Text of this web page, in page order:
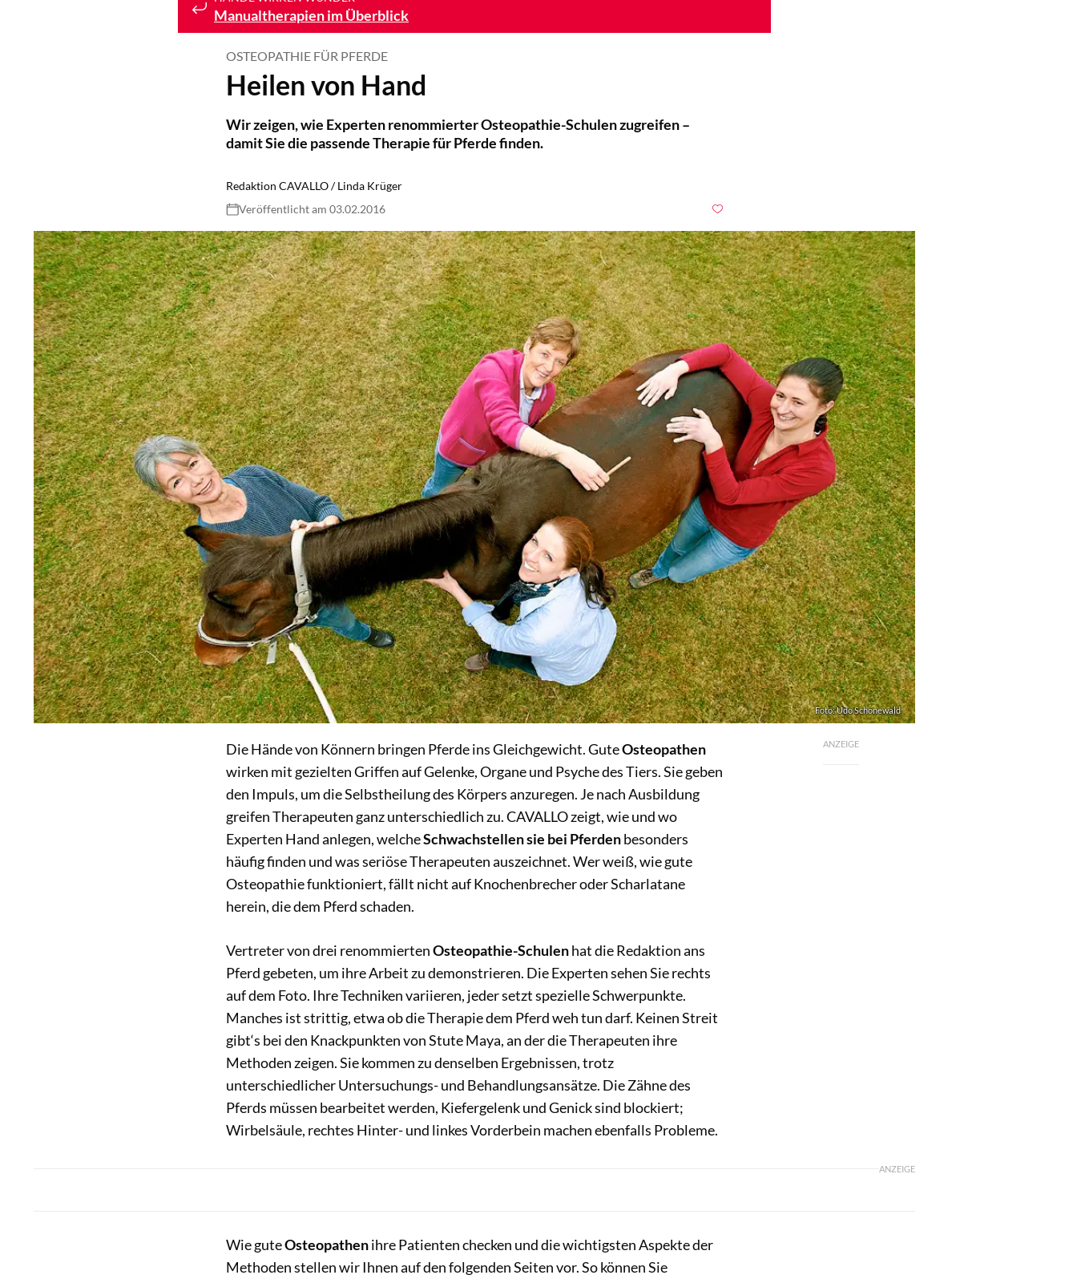
Manualtherapien im Überblick
OSTEOPATHIE FÜR PFERDE
Heilen von Hand
Wir zeigen, wie Experten renommierter Osteopathie-Schulen zugreifen –
damit Sie die passende Therapie für Pferde finden.
Redaktion CAVALLO / Linda Krüger
Veröffentlicht am 03.02.2016
Foto: Udo Schönewald
ANZEIGE
Die Hände von Könnern bringen Pferde ins Gleichgewicht. GuteOsteopathen
wirken mit gezielten Griffen auf Gelenke, Organe und Psyche des Tiers. Sie geben
den Impuls, um die Selbstheilung des Körpers anzuregen. Je nach Ausbildung
greifen Therapeuten ganz unterschiedlich zu. CAVALLO zeigt, wie und wo
Experten Hand anlegen, welcheSchwachstellen sie bei Pferdenbesonders
häufig finden und was seriöse Therapeuten auszeichnet. Wer weiß, wie gute
Osteopathie funktioniert, fällt nicht auf Knochenbrecher oder Scharlatane
herein, die dem Pferd schaden.
Vertreter von drei renommiertenOsteopathie-Schulenhat die Redaktion ans
Pferd gebeten, um ihre Arbeit zu demonstrieren. Die Experten sehen Sie rechts
auf dem Foto. Ihre Techniken variieren, jeder setzt spezielle Schwerpunkte.
Manches ist strittig, etwa ob die Therapie dem Pferd weh tun darf. Keinen Streit
gibt‘s bei den Knackpunkten von Stute Maya, an der die Therapeuten ihre
Methoden zeigen. Sie kommen zu denselben Ergebnissen, trotz
unterschiedlicher Untersuchungs- und Behandlungsansätze. Die Zähne des
Pferds müssen bearbeitet werden, Kiefergelenk und Genick sind blockiert;
Wirbelsäule, rechtes Hinter- und linkes Vorderbein machen ebenfalls Probleme.
ANZEIGE
Wie guteOsteopathenihre Patienten checken und die wichtigsten Aspekte der
Methoden stellen wir Ihnen auf den folgenden Seiten vor. So können Sie